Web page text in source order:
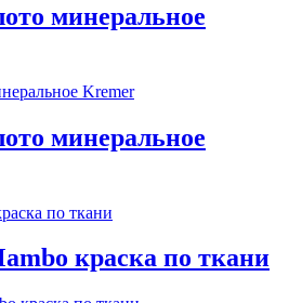
минеральное
минеральное
краска по ткани